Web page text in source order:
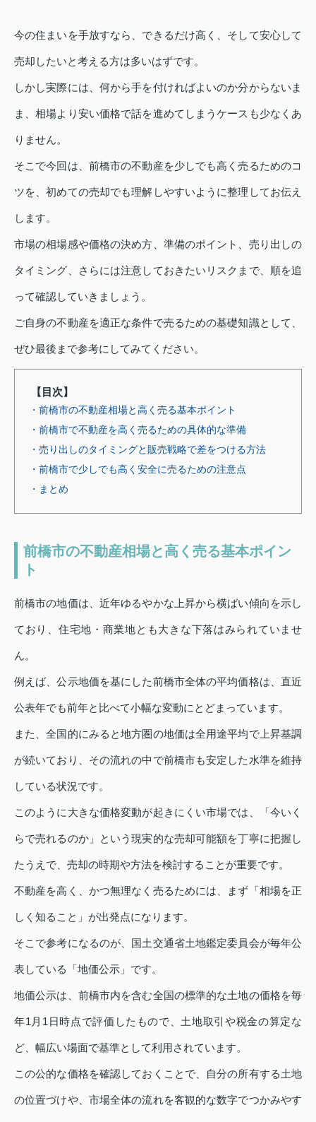
今の住まいを手放すなら、できるだけ高く、そして安心して
売却したいと考える方は多いはずです。
しかし実際には、何から手を付ければよいのか分からないま
ま、相場より安い価格で話を進めてしまうケースも少なくあ
りません。
そこで今回は、前橋市の不動産を少しでも高く売るためのコ
ツを、初めての売却でも理解しやすいように整理してお伝え
します。
市場の相場感や価格の決め方、準備のポイント、売り出しの
タイミング、さらには注意しておきたいリスクまで、順を追
って確認していきましょう。
ご自身の不動産を適正な条件で売るための基礎知識として、
ぜひ最後まで参考にしてみてください。
【目次】
・前橋市の不動産相場と高く売る基本ポイント
・前橋市で不動産を高く売るための具体的な準備
・売り出しのタイミングと販売戦略で差をつける方法
・前橋市で少しでも高く安全に売るための注意点
・まとめ
前橋市の不動産相場と高く売る基本ポイン
ト
前橋市の地価は、近年ゆるやかな上昇から横ばい傾向を示し
ており、住宅地・商業地とも大きな下落はみられていませ
ん。
例えば、公示地価を基にした前橋市全体の平均価格は、直近
公表年でも前年と比べて小幅な変動にとどまっています。
また、全国的にみると地方圏の地価は全用途平均で上昇基調
が続いており、その流れの中で前橋市も安定した水準を維持
している状況です。
このように大きな価格変動が起きにくい市場では、「今いく
らで売れるのか」という現実的な売却可能額を丁寧に把握し
たうえで、売却の時期や方法を検討することが重要です。
不動産を高く、かつ無理なく売るためには、まず「相場を正
しく知ること」が出発点になります。
そこで参考になるのが、国土交通省土地鑑定委員会が毎年公
表している「地価公示」です。
地価公示は、前橋市内を含む全国の標準的な土地の価格を毎
年1月1日時点で評価したもので、土地取引や税金の算定な
ど、幅広い場面で基準として利用されています。
この公的な価格を確認しておくことで、自分の所有する土地
の位置づけや、市場全体の流れを客観的な数字でつかみやす